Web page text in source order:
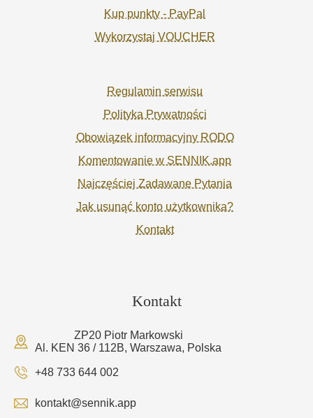
Kup punkty - PayPal
Wykorzystaj VOUCHER
Regulamin serwisu
Polityka Prywatności
Obowiązek informacyjny RODO
Komentowanie w SENNIK.app
Najczęściej Zadawane Pytania
Jak usunąć konto użytkownika?
Kontakt
Kontakt
ZP20 Piotr Markowski
Al. KEN 36 / 112B, Warszawa, Polska
+48 733 644 002
kontakt@sennik.app